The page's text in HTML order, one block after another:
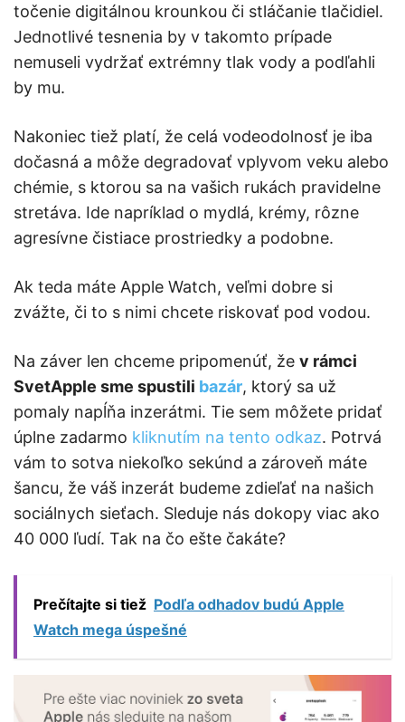
točenie digitálnou krounkou či stláčanie tlačidiel.
Jednotlivé tesnenia by v takomto prípade
nemuseli vydržať extrémny tlak vody a podľahli
by mu.
Nakoniec tiež platí, že celá vodeodolnosť je iba
dočasná a môže degradovať vplyvom veku alebo
chémie, s ktorou sa na vašich rukách pravidelne
stretáva. Ide napríklad o mydlá, krémy, rôzne
agresívne čistiace prostriedky a podobne.
Ak teda máte Apple Watch, veľmi dobre si
zvážte, či to s nimi chcete riskovať pod vodou.
Na záver len chceme pripomenúť, že v rámci
SvetApple sme spustili bazár, ktorý sa už
pomaly napĺňa inzerátmi. Tie sem môžete pridať
úplne zadarmo kliknutím na tento odkaz. Potrvá
vám to sotva niekoľko sekúnd a zároveň máte
šancu, že váš inzerát budeme zdieľať na našich
sociálnych sieťach. Sleduje nás dokopy viac ako
40 000 ľudí. Tak na čo ešte čakáte?
Prečítajte si tiež Podľa odhadov budú Apple
Watch mega úspešné